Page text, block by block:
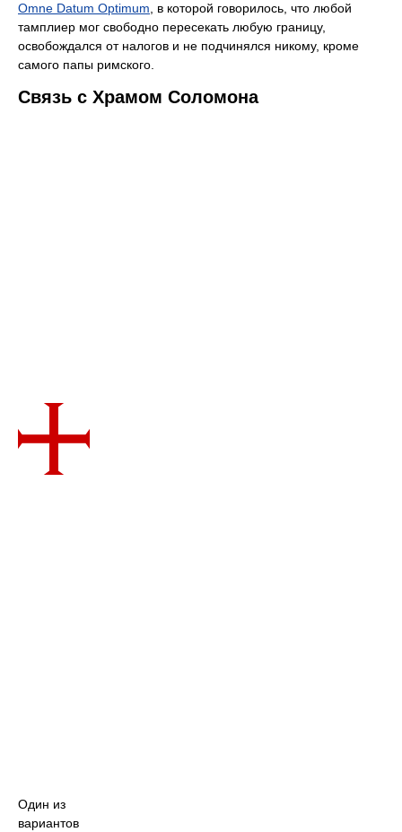
Omne Datum Optimum, в которой говорилось, что любой
тамплиер мог свободно пересекать любую границу,
освобождался от налогов и не подчинялся никому, кроме
самого папы римского.
Связь с Храмом Соломона
Один из
вариантов